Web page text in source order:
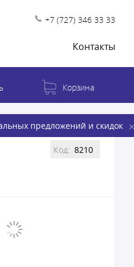
+7 (727) 346 33 33
Контакты
предложений и скидок
Корзина
Код: 8210